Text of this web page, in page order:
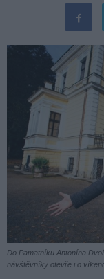
Do Pamatníku Antonína
návštěvníky otevře i o